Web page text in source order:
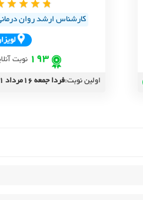
کارشناس ارشد روان
193 نوبت
اولین نوبت:فردا جمعه 16مرداد 1ظهر